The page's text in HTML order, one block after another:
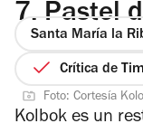
7. Pastel
Santa María la
Crítica de
Foto: Cortesía
Kolbok es un